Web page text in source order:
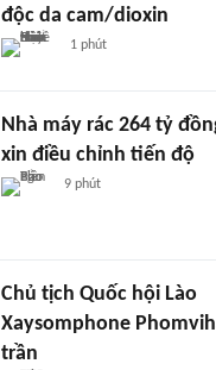
độc da cam/dioxin
1 phút
Nhà máy rác 264 tỷ
xin điều chỉnh tiến độ
9 phút
Chủ tịch Quốc hội Lào
Xaysomphone
trần